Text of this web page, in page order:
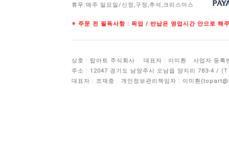
휴무:매주 일요일/신정,구정,추석,크리스마스
※ 주문 전 필독사항 : 픽업 / 반납은 영업시간 안으로 해
상호 : 탑아트 주식회사 대표자 : 이미환
사업자 등록
주소 : 12047 경기도 남양주시 오남읍 양지리 783-4 /
대표자 : 조재중
개인정보관리책임자 : 이미환